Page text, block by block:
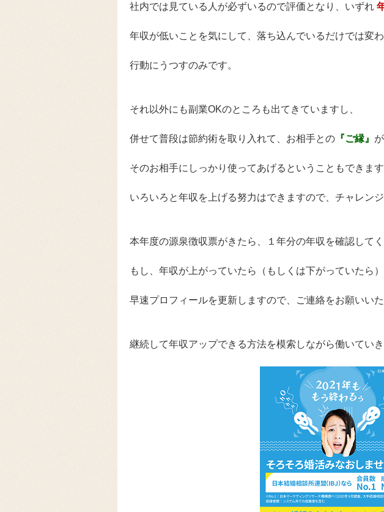
社内では見ている人が必ずいるので評価となり、いずれ
年収が低いことを気にして、落ち込んでいるだけでは変わ
行動にうつすのみです。
それ以外にも副業OKのところも出てきていますし、
併せて普段は節約術を取り入れて、お相手との 『ご縁』
そのお相手にしっかり使ってあげるということもできます
いろいろと年収を上げる努力はできますので、チャレン
本年度の源泉徴収票がきたら、１年分の年収を確認してく
もし、年収が上がっていたら（もしくは下がっていたら）
早速プロフィールを更新しますので、ご連絡をお願いいた
継続して年収アップできる方法を模索しながら働いていき